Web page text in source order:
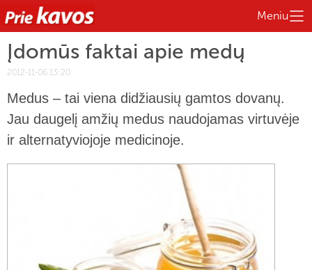
Meniu
Įdomūs faktai apie medų
2012-11-06 13:20
Medus – tai viena didžiausių gamtos dovanų.
Jau daugelį amžių medus naudojamas virtuvėje
ir alternatyviojoje medicinoje.